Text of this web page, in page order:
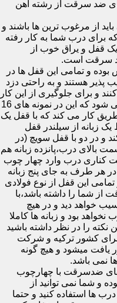
ضد سرقت از رشته آهن
از مرغوب ترین ها باشند و
برای درب شما به کار رفته
قفل و یراق خوب از
سرقت است.
و تمامی این قفل ها در
پذیر هستند و به راحتی دزد
و برای جلوگیری از این کار
از قفل مولتی سیستم استفاده می شود که این در نمونه های 16
طریق کار می کند که با قفل یک
زبانه از سیلندر قفل
در دو با قفل سویچ (در
از قسمت بالای درب،پانزده زبانه هم
کناری درب وارد چهار چوب
نسخه های 16 تایی در هر طرف به جای پنج زبانه
این قفل از نوع فولادی
شما را داشته باشد،با
خواهد دید و در هیچ
بود و زبانه ها کاملا
نکته را در نظر داشته باشید
کشور ترکیه و شرکت
یافت میشود و هیچ گونه
نمی باشد.
ضدسرقت با چهارچوب
و شما نمی توانید از
ها استفاده کنید و حتما